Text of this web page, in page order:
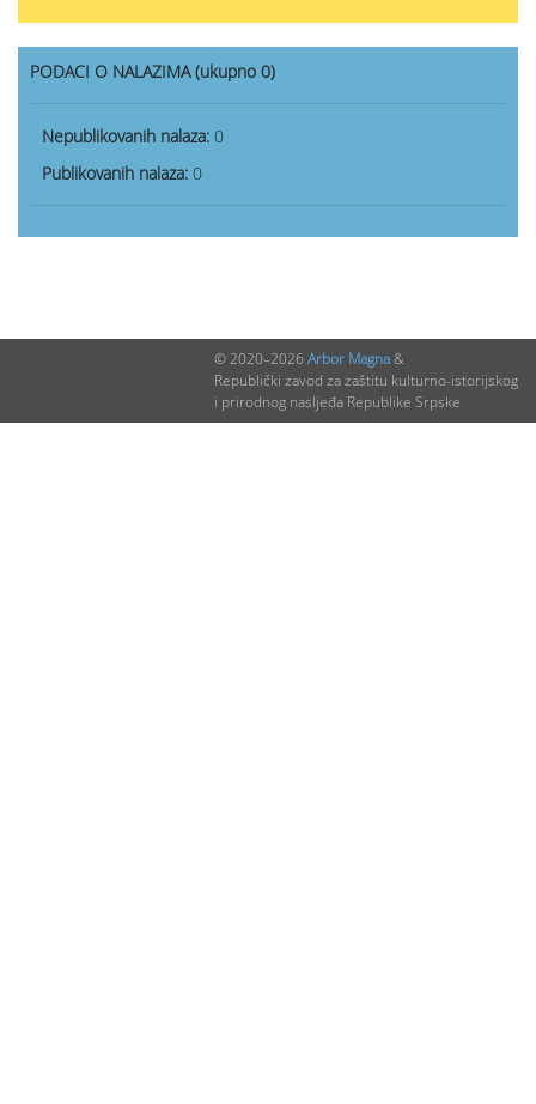
PODACI O NALAZIMA (ukupno 0)
Nepublikovanih nalaza: 0
Publikovanih nalaza: 0
© 2020–2026 Arbor Magna&
Republički zavod za zaštitu kulturno-istorijskog
i prirodnog nasljeđa Republike Srpske